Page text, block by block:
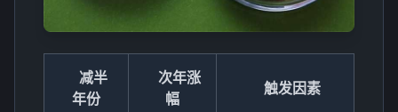
减半
年份
次年涨
幅
触发因素